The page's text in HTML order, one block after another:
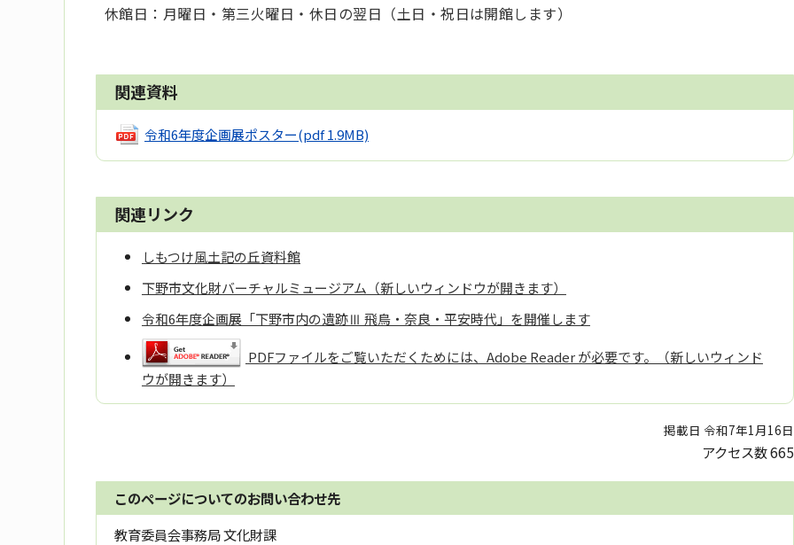
休館日：月曜日・第三火曜日・休日の翌日（土日・祝日は開館します）
関連資料
令和6年度企画展ポスター(pdf 1.9MB)
関連リンク
しもつけ風土記の丘資料館
下野市文化財バーチャルミュージアム（新しいウィンドウが開きます）
令和6年度企画展「下野市内の遺跡Ⅲ 飛鳥・奈良・平安時代」を開催します
PDFファイルをご覧いただくためには、Adobe Reader が必要です。（新しいウィンド
ウが開きます）
掲載日 令和7年1月16日
アクセス数665
このページについてのお問い合わせ先
教育委員会事務局 文化財課